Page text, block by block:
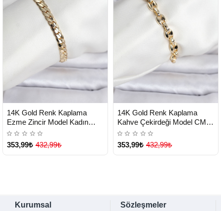
TESLİMAT
14K Gold Renk Kaplama
Ezme Zincir Model Kadın
Bileklik - Lisinya
353,99₺ 432,99₺
TESLİMAT
14K Gold Renk Kaplama
Kahve Çekirdeği Model CM
Kadın Bileklik - Lisinya
353,99₺ 432,99₺
Kurumsal Sözleşmeler